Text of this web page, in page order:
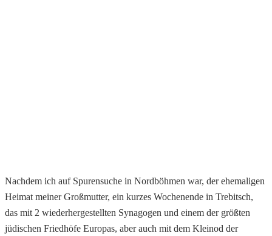
Nachdem ich auf Spurensuche in Nordböhmen war, der ehemaligen
Heimat meiner Großmutter, ein kurzes Wochenende in Trebitsch,
das mit 2 wiederhergestellten Synagogen und einem der größten
jüdischen Friedhöfe Europas, aber auch mit dem Kleinod der